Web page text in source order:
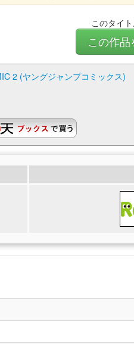
このタイ
この作
2 (ヤングジャンプコミックス)